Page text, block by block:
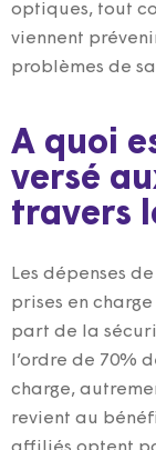
optiques, tout
viennent
problèmes de
A quoi
versé
travers
Les dépenses
prises en
part de la
l’ordre de 70%
charge,
revient au